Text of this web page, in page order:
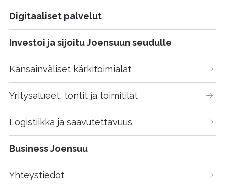
Digitaaliset palvelut
Investoi ja sijoitu Joensuun seudulle
Kansainväliset kärkitoimialat
Yritysalueet, tontit ja toimitilat
Logistiikka ja saavutettavuus
Business Joensuu
Yhteystiedot